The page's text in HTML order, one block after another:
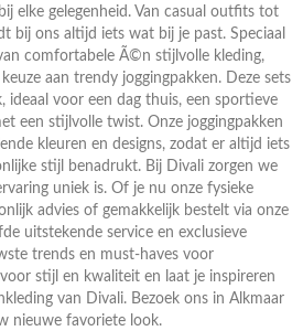
elke gelegenheid. Van casual outfits tot
bij ons altijd iets wat bij je past. Speciaal
comfortabele Ã©n stijlvolle kleding,
aan trendy joggingpakken. Deze sets
ideaal voor een dag thuis, een sportieve
een stijlvolle twist. Onze joggingpakken
kleuren en designs, zodat er altijd iets
stijl benadrukt. Bij Divali zorgen we
uniek is. Of je nu onze fysieke
advies of gemakkelijk bestelt via onze
uitstekende service en exclusieve
trends en must-haves voor
stijl en kwaliteit en laat je inspireren
van Divali. Bezoek ons in Alkmaar
nieuwe favoriete look.